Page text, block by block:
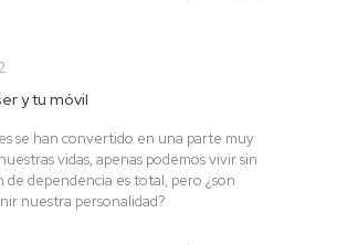
y tu móvil
se han convertido en una parte muy
vidas, apenas podemos vivir sin
de dependencia es total, pero ¿son
nuestra personalidad?